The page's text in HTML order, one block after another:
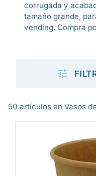
corrugada y
tamaño grande,
vending. Compra

50 artículos en Vasos